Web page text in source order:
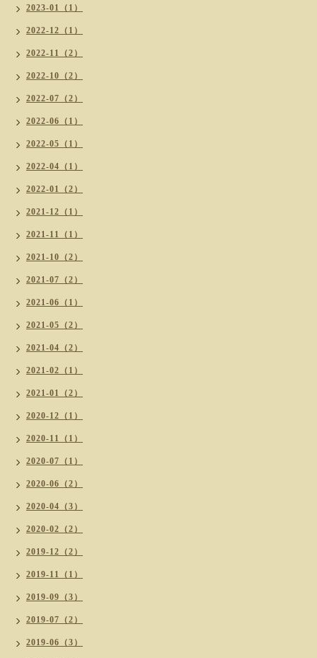
2023-01（1）
2022-12（1）
2022-11（2）
2022-10（2）
2022-07（2）
2022-06（1）
2022-05（1）
2022-04（1）
2022-01（2）
2021-12（1）
2021-11（1）
2021-10（2）
2021-07（2）
2021-06（1）
2021-05（2）
2021-04（2）
2021-02（1）
2021-01（2）
2020-12（1）
2020-11（1）
2020-07（1）
2020-06（2）
2020-04（3）
2020-02（2）
2019-12（2）
2019-11（1）
2019-09（3）
2019-07（2）
2019-06（3）